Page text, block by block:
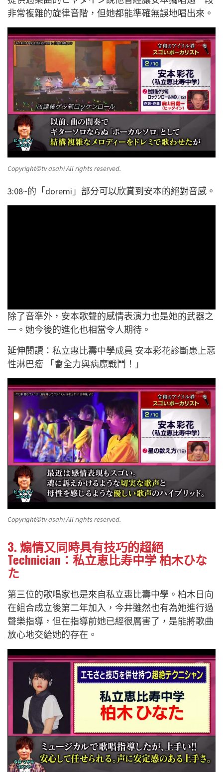
非常複雜的旋律音階，但她都能準確無誤地唱出來。
Copyright©️tv asahi All rights reserved.
3:08~的「doremi」部分可以欣賞到安本的絕對音感。
除了音準外，安本歌聲的感情表演力也是她的武器之
一。她今後的進化也相當令人期待。
延伸閱讀： 私立惠比壽中學成員 安本彩花診斷患上惡
性淋巴瘤 「會全力與病魔戰鬥！」
Copyright©️tv asahi All rights reserved.
3. 煽情又同時具有技巧的超絕
Technician：私立恵比寿中学 柏木ひな
た
第三位的歌唱家也是來自私立惠比壽中學。柏木日向
在組合成立後第二年加入，今井雖然也有為她進行過
聲樂指導，但在指導前她已經很厲害了，是能將歌曲
放心地交給她的存在。